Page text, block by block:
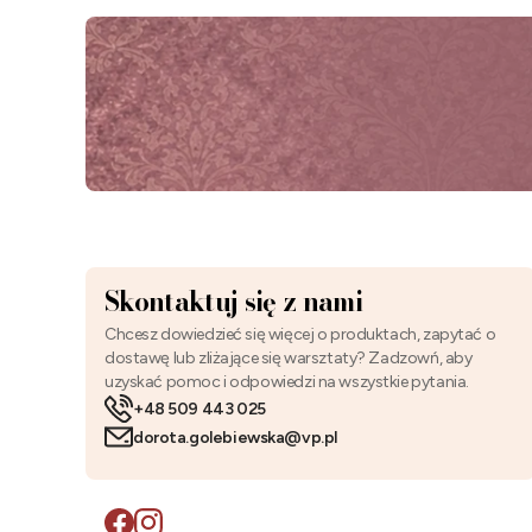
Skontaktuj się z nami
Chcesz dowiedzieć się więcej o produktach, zapytać o
dostawę lub zliżające się warsztaty? Zadzowń, aby
uzyskać pomoc i odpowiedzi na wszystkie pytania.
+48 509 443 025
dorota.golebiewska@vp.pl